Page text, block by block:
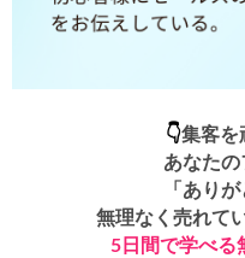
👇集客を
あなた
「あり
無理なく売れて
5日間で学べる